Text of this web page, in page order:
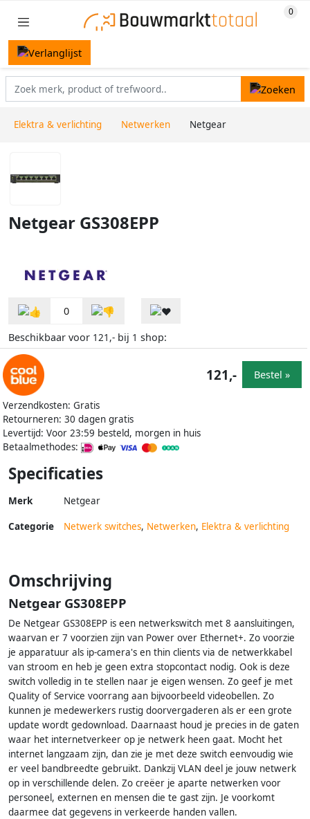
Elektra & verlichting Netwerken Netgear
Netgear GS308EPP
0
Beschikbaar voor 121,- bij 1 shop:
Verzendkosten: Gratis
Retourneren: 30 dagen gratis
Levertijd: Voor 23:59 besteld, morgen in huis
Betaalmethodes:
121,- Bestel »
Specificaties
Merk Netgear
Categorie Netwerk switches, Netwerken, Elektra & verlichting
Omschrijving
Netgear GS308EPP
De Netgear GS308EPP is een netwerkswitch met 8 aansluitingen,
waarvan er 7 voorzien zijn van Power over Ethernet+. Zo voorzie
je apparatuur als ip-camera's en thin clients via de netwerkkabel
van stroom en heb je geen extra stopcontact nodig. Ook is deze
switch volledig in te stellen naar je eigen wensen. Zo geef je met
Quality of Service voorrang aan bijvoorbeeld videobellen. Zo
kunnen je medewerkers rustig doorvergaderen als er een grote
update wordt gedownload. Daarnaast houd je precies in de gaten
waar het internetverkeer op je netwerk heen gaat. Mocht het
internet langzaam zijn, dan zie je met deze switch eenvoudig wie
er veel bandbreedte gebruikt. Dankzij VLAN deel je jouw netwerk
op in verschillende delen. Zo creëer je aparte netwerken voor
personeel, externen en mensen die te gast zijn. Je voorkomt
daarmee dat gegevens in verkeerde handen vallen.